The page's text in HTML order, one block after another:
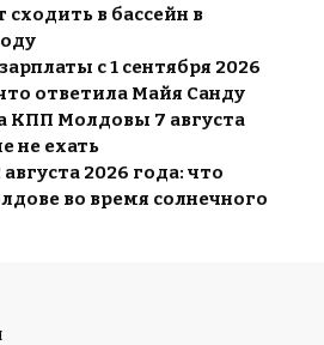
сходить в бассейн в
с 1 сентября 2026
ответила Майя Санду
КПП Молдовы 7 августа
не ехать
августа 2026 года: что
во время солнечного